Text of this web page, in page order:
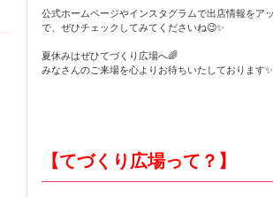
公式ホームページやインスタグラムで出店情報をア
で、ぜひチェックしてみてくださいね😉✨
夏休みはぜひてづくり広場へ🌈
みなさんのご来場を心よりお待ちいたしております✨
【てづくり広場って？】